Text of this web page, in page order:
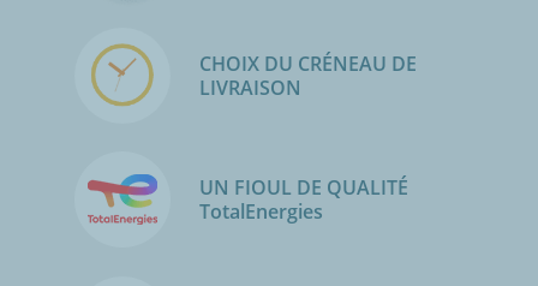
CHOIX DU CRÉNEAU DE
LIVRAISON
UN FIOUL DE QUALITÉ
TotalEnergies